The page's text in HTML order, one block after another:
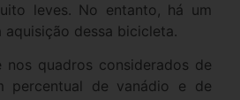
leves. No entanto, há um
dessa bicicleta.
nos quadros considerados de
percentual de vanádio e de